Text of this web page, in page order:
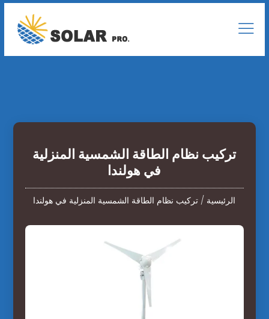
تركيب نظام الطاقة الشمسية المنزلية
في هولندا
الرئيسية / تركيب نظام الطاقة الشمسية المنزلية في هولندا